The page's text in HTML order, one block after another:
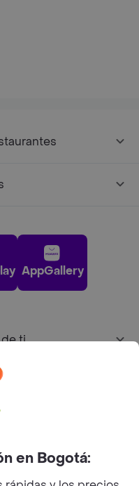
AppGallery
ti
en Bogotá: